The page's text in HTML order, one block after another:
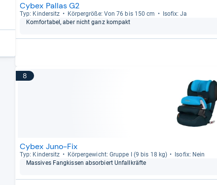
Cybex Pallas G2
Typ: Kin­der­sitz Kör­per­größe: Von 76 bis 150 cm
Iso­fix: Ja
Kom­for­ta­bel, aber nicht ganz kom­pakt
8
Cybex Juno-Fix
Typ: Kin­der­sitz Kör­per­ge­wicht: Gruppe I (9 bis 18 kg)
Iso­fix: Nein
Mas­si­ves Fang­kis­sen absor­biert Unfall­kräfte